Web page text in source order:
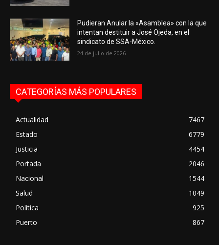
Pudieran Anular la «Asamblea» con la que
intentan destituir a José Ojeda, en el
sindicato de SSA-México.
24 de julio de 2026
CATEGORÍAS MÁS POPULARES
Actualidad
7467
Estado
6779
Justicia
4454
Portada
2046
Nacional
1544
Salud
1049
Política
925
Puerto
867